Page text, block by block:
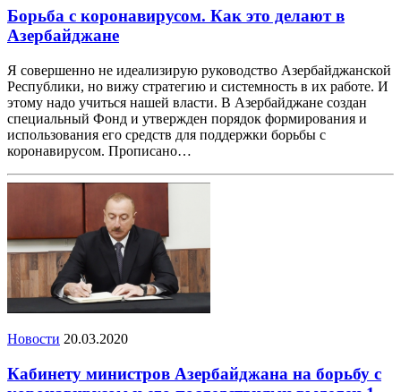
Борьба с коронавирусом. Как это делают в
Азербайджане
Я совершенно не идеализирую руководство Азербайджанской
Республики, но вижу стратегию и системность в их работе. И
этому надо учиться нашей власти. В Азербайджане создан
специальный Фонд и утвержден порядок формирования и
использования его средств для поддержки борьбы с
коронавирусом. Прописано…
Новости 20.03.2020
Кабинету министров Азербайджана на борьбу с